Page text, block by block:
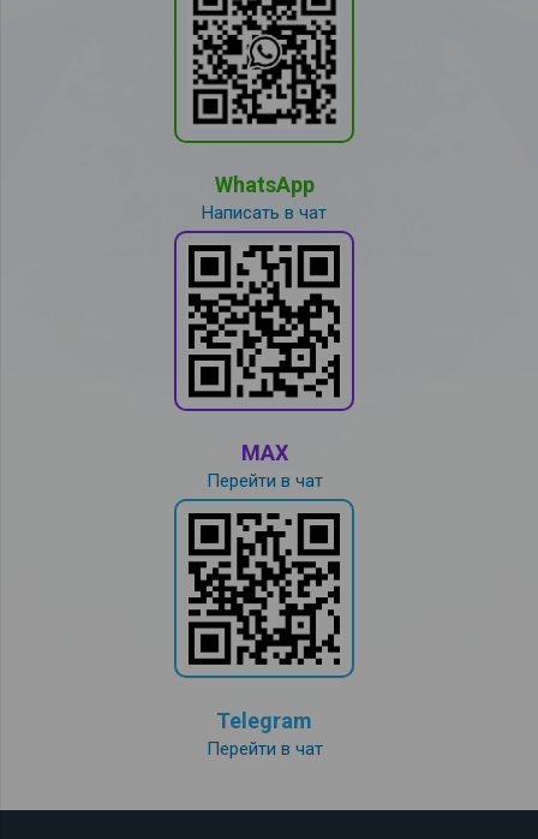
WhatsApp
Написать в чат
MAX
Перейти в чат
Telegram
Перейти в чат